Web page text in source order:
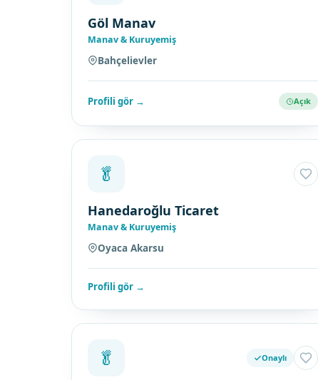
Göl Manav
Manav & Kuruyemiş
Bahçelievler
Profili gör → Açık
🥬
Hanedaroğlu Ticaret
Manav & Kuruyemiş
Oyaca Akarsu
Profili gör →
🥬 Onaylı